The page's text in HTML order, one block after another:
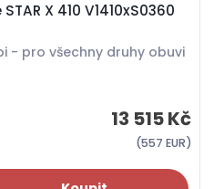
X 410 V1410xS0360
- pro všechny druhy obuvi
13 515 Kč
(557 EUR)